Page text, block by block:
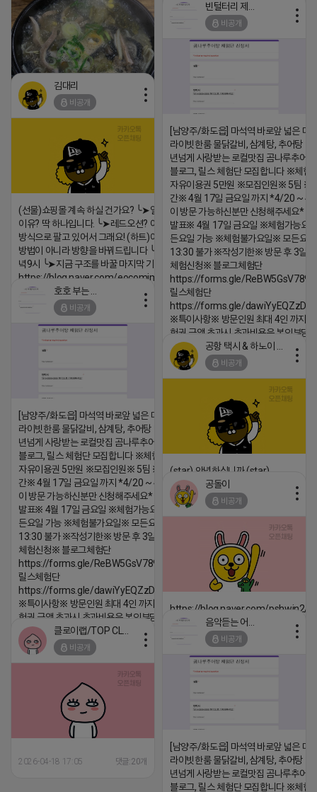
2026-04-18 17:23
https://m.blog.naver.com/wlgus1647/224253846149
2026-04-18 17:23
비공개
[남양주/화도읍] 마석역 바로앞 넓은 매
라이빗한룸 물닭갈비, 삼계탕, 추어탕 맛
년넘게 사랑받는 로컬맛집 곰나루추어
블로그, 릴스 체험단 모집합니다 ※체험
자유이용권 5만원 ※모집인원※ 5팀 ※
간※ 4월 17일 금요일 까지 *4/20 ~ 4/
이 방문 가능하신분만 신청해주세요* ※
발표※ 4월 17일 금요일 ※체험가능요
든요일 가능 ※체험불가요일※ 모든요
13:30 불가 ※작성기한※ 방문 후 3일
체험신청※ 블로그체험단
https://forms.gle/
릴스체험단
https://forms.gle/
※특이사항※ 방문인원 최대 4인 까지
험권 금액 초과시 초과비용은 본인부담
2026-04-18 17:18
김대리
비공개
(선물)쇼핑몰 계속 하실 건가요? ╰➤열심히 해도 안되는
이유? 딱 하나입니다. ╰➤레드오션? 아니요! ╰➤모두 같은
방식으로 팔고 있어서 그래요! (하트)이번엔 다릅니다. ╰➤
방법이 아니라 방향을 바꿔드립니다 ╰➤4월 21일(화) 저
녁9시 ╰➤지금 구조를 바꿀 마지막 기회
https://blog.naver.com/eocomim/224250518436
2026-04-18 17:15
비공개
[남양주/화도읍] 마석역 바로앞 넓은 매장과, 프
라이빗한룸 물닭갈비, 삼계탕, 추어탕 맛집 10
년넘게 사랑받는 로컬맛집 곰나루추어탕에서
블로그, 릴스 체험단 모집합니다 ※체험메뉴※
자유이용권 5만원 ※모집인원※ 5팀 ※모집기
간※ 4월 17일 금요일 까지 *4/20 ~ 4/26 사
이 방문 가능하신분만 신청해주세요* ※체험단
발표※ 4월 17일 금요일 ※체험가능요일※ 모
든요일 가능 ※체험불가요일※ 모든요일 12 ~
13:30 불가 ※작성기한※ 방문 후 3일 이내 ※
체험신청※ 블로그체험단
https://forms.gle/ReBW5GsV789ur2Pz6
릴스체험단
https://forms.gle/dawiYyEQZzDdqf8W8
※특이사항※ 방문인원 최대 4인 까지 가능 체
험권 금액 초과시 초과비용은 본인부담입니다.
2026-04-18 17:13
비공개
(star) 안녕하십니까 (star)
2026-04-18 17:12
공돌이
비공개
https://blog.naver.com/pshwin2/
2026-04-18 17:12
비공개
[남양주/화도읍] 마석역 바로앞 넓은 매
라이빗한룸 물닭갈비, 삼계탕, 추어탕 맛
년넘게 사랑받는 로컬맛집 곰나루추어
블로그, 릴스 체험단 모집합니다 ※체험
비공개
2026-04-18 17:05 댓글:20개